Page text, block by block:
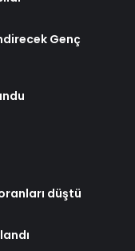
Genç
düştü